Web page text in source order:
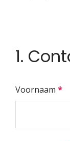
1.
Voornaam *